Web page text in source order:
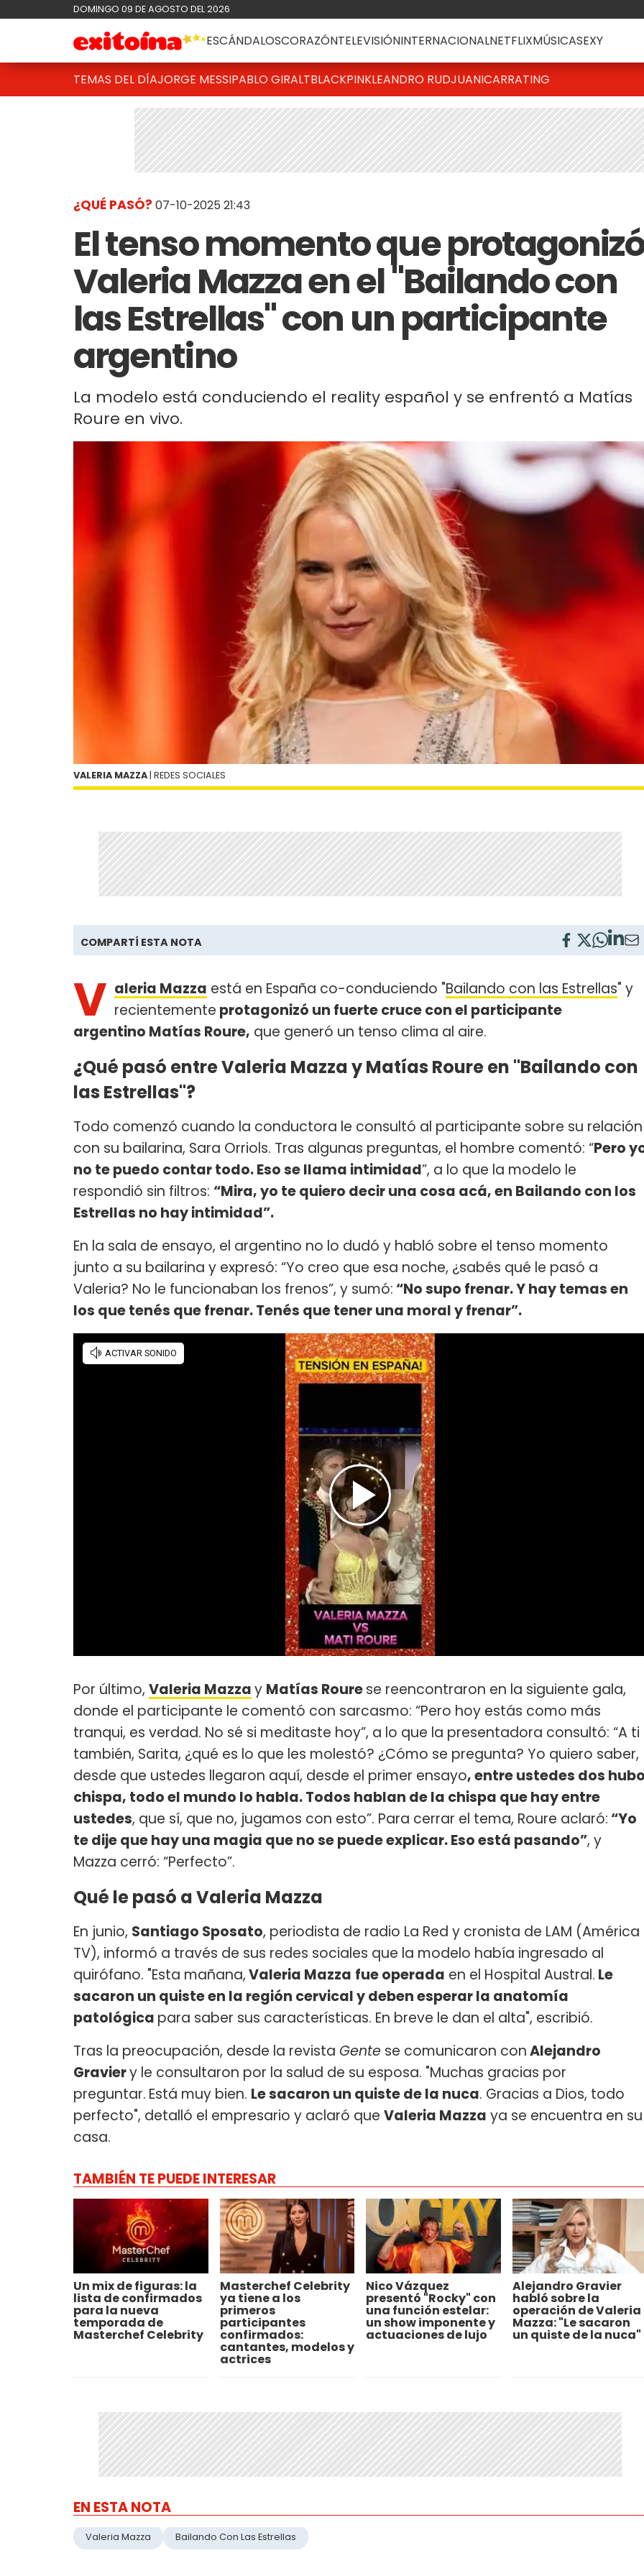
DOMINGO 09 DE AGOSTO DEL 2026
ESCÁNDALOSCORAZÓNTELEVISIÓNINTERNACIONALNETFLIXMÚSICASEXY
TEMAS DEL DÍAJORGE MESSIPABLO GIRALTBLACKPINKLEANDRO RUDJUANICARRATING
¿QUÉ PASÓ? 07-10-2025 21:43
El tenso momento que
Valeria Mazza en el "Bailando con
las Estrellas" con un participante
argentino
La modelo está conduciendo el reality español y se enfrentó a Matías
Roure en vivo.
VALERIA MAZZA | REDES SOCIALES
COMPARTÍ ESTA NOTA
V aleria Mazza está en España co-conduciendo "Bailando con las Estrellas" y
recientemente protagonizó un fuerte cruce con el participante
argentino Matías Roure, que generó un tenso clima al aire.
¿Qué pasó entre Valeria Mazza y Matías Roure en "Bailando con
las Estrellas"?
Todo comenzó cuando la conductora le consultó al participante sobre su relación
con su bailarina, Sara Orriols. Tras algunas preguntas, el hombre comentó: “Pero
no te puedo contar todo. Eso se llama intimidad”, a lo que la modelo le
respondió sin filtros: “Mira, yo te quiero decir una cosa acá, en Bailando con los
Estrellas no hay intimidad”.
En la sala de ensayo, el argentino no lo dudó y habló sobre el tenso momento
junto a su bailarina y expresó: “Yo creo que esa noche, ¿sabés qué le pasó a
Valeria? No le funcionaban los frenos”, y sumó: “No supo frenar. Y hay temas en
los que tenés que frenar. Tenés que tener una moral y frenar”.
Por último, Valeria Mazzay Matías Rourese reencontraron en la siguiente gala,
donde el participante le comentó con sarcasmo: “Pero hoy estás como más
tranqui, es verdad. No sé si meditaste hoy”, a lo que la presentadora consultó: “A ti
también, Sarita, ¿qué es lo que les molestó? ¿Cómo se pregunta? Yo quiero saber,
desde que ustedes llegaron aquí, desde el primer ensayo, entre ustedes dos
chispa, todo el mundo lo habla. Todos hablan de la chispa que hay entre
ustedes, que sí, que no, jugamos con esto”. Para cerrar el tema, Roure aclaró: “Yo
te dije que hay una magia que no se puede explicar. Eso está pasando”, y
Mazza cerró: “Perfecto”.
Qué le pasó a Valeria Mazza
En junio, Santiago Sposato, periodista de radio La Red y cronista de LAM (América
TV), informó a través de sus redes sociales que la modelo había ingresado al
quirófano. "Esta mañana,Valeria Mazza fue operada en el Hospital Austral. Le
sacaron un quiste en la región cervical y deben esperar la anatomía
patológica para saber sus características. En breve le dan el alta", escribió.
Tras la preocupación, desde la revista Gente se comunicaron conAlejandro
Graviery le consultaron por la salud de su esposa. "Muchas gracias por
preguntar. Está muy bien. Le sacaron un quiste de la nuca. Gracias a Dios, todo
perfecto", detalló el empresario y aclaró que Valeria Mazza ya se encuentra en su
casa.
TAMBIÉN TE PUEDE INTERESAR
Un mix de figuras: la
lista de confirmados
para la nueva
temporada de
Masterchef Celebrity
Masterchef Celebrity
ya tiene a los
primeros
participantes
confirmados:
cantantes, modelos y
actrices
Nico Vázquez
presentó "Rocky" con
una función estelar:
un show imponente y
actuaciones de lujo
Alejandro Gravier
habló sobre la
operación de Valeria
Mazza: "Le sacaron
un quiste de la nuca"
EN ESTA NOTA
Valeria Mazza Bailando Con Las Estrellas